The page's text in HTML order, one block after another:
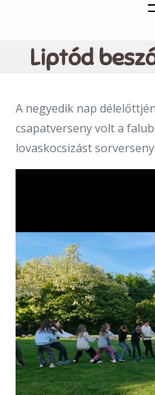
Liptód
A negyedik nap
csapatverseny volt a
lovaskocsizást